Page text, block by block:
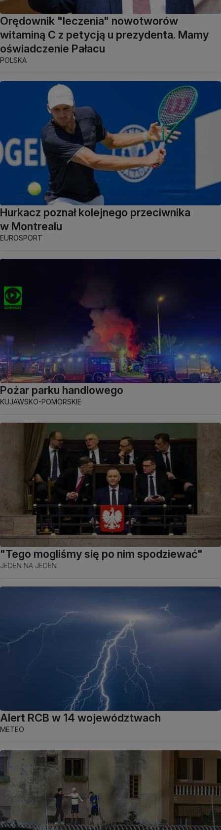
Orędownik "leczenia" nowotworów
witaminą C z petycją u prezydenta. Mamy
oświadczenie Pałacu
POLSKA
Hurkacz poznał kolejnego przeciwnika
w Montrealu
EUROSPORT
Pożar parku handlowego
KUJAWSKO-POMORSKIE
"Tego mogliśmy się po nim spodziewać"
JEDEN NA JEDEN
Alert RCB w 14 województwach
METEO